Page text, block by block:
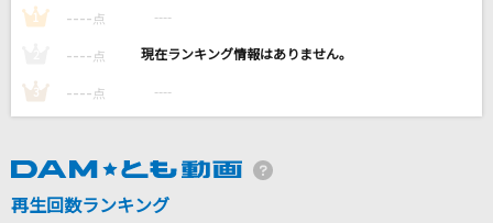
糸
1 ---- 点 ----
---- 点 ----
3 ---- 点 ----
再生回数ランキング